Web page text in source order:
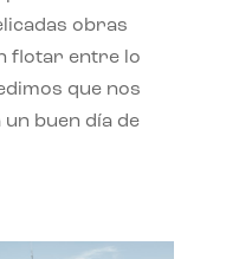
obras
flotar entre lo
que nos
buen día de